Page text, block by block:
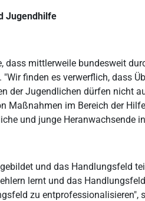
Jugendhilfe
dass mittlerweile bundesweit
finden es verwerflich, dass
der Jugendlichen dürfen nicht
Maßnahmen im Bereich der
und junge Heranwachsende
und das Handlungsfeld
lernt und das
zu entprofessionalisieren",